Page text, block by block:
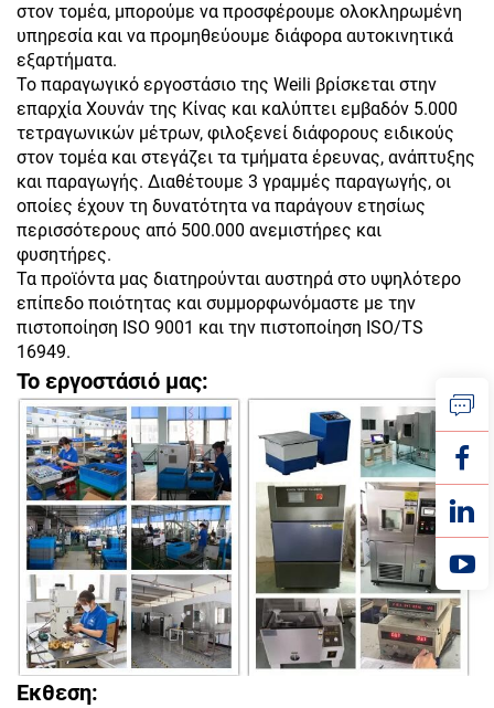
στον τομέα, μπορούμε να προσφέρουμε ολοκληρωμένη
υπηρεσία και να προμηθεύουμε διάφορα αυτοκινητικά
εξαρτήματα.
Το παραγωγικό εργοστάσιο της Weili βρίσκεται στην
επαρχία Χουνάν της Κίνας και καλύπτει εμβαδόν 5.000
τετραγωνικών μέτρων, φιλοξενεί διάφορους ειδικούς
στον τομέα και στεγάζει τα τμήματα έρευνας, ανάπτυξης
και παραγωγής. Διαθέτουμε 3 γραμμές παραγωγής, οι
οποίες έχουν τη δυνατότητα να παράγουν ετησίως
περισσότερους από 500.000 ανεμιστήρες και
φυσητήρες.
Τα προϊόντα μας διατηρούνται αυστηρά στο υψηλότερο
επίπεδο ποιότητας και συμμορφωνόμαστε με την
πιστοποίηση ISO 9001 και την πιστοποίηση ISO/TS
16949.
Το εργοστάσιό μας:
Έκθεση: